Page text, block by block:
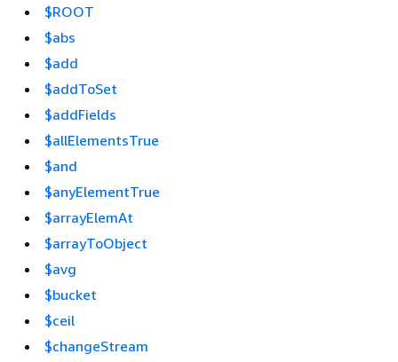
$ROOT
$abs
$add
$addToSet
$addFields
$allElementsTrue
$and
$anyElementTrue
$arrayElemAt
$arrayToObject
$avg
$bucket
$ceil
$changeStream